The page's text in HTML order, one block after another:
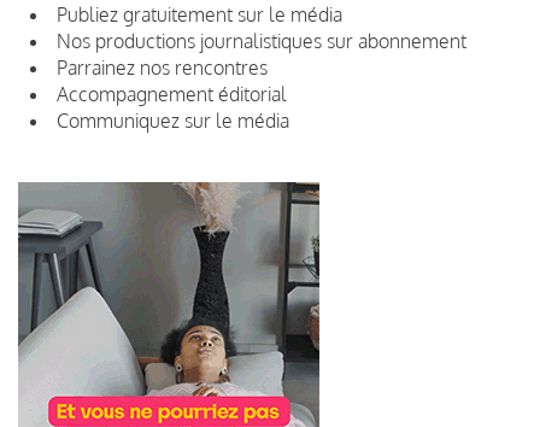
Publiez gratuitement sur le média
Nos productions journalistiques sur abonnement
Parrainez nos rencontres
Accompagnement éditorial
Communiquez sur le média